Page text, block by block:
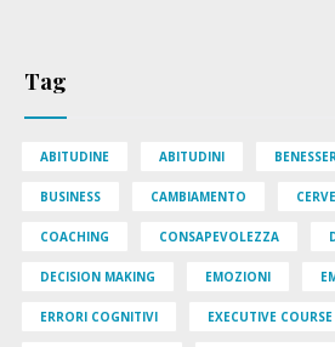
Tag
ABITUDINE ABITUDINI
BUSINESS CAMBIAMENTO
COACHING CONSAPEVOLEZZA
DECISION MAKING EMOZIONI
ERRORI COGNITIVI EXECUTIVE COURSE